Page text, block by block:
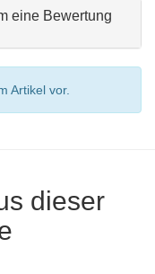
eine Bewertung
Artikel vor.
dieser